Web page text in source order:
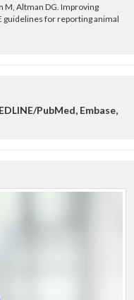
M, Altman DG. Improving
guidelines for reporting animal
PubMed, Embase,